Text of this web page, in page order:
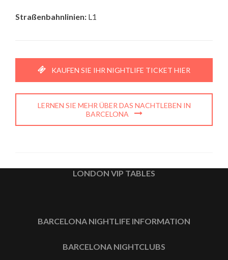
Straßenbahnlinien: L1
KAUFEN SIE IHR NIGHTLIFE TICKET HIER
LERNEN SIE MEHR ÜBER DAS NACHTLEBEN IN
BARCELONA
LONDON VIP TABLES
BARCELONA NIGHTLIFE INFORMATION
BARCELONA NIGHTCLUBS